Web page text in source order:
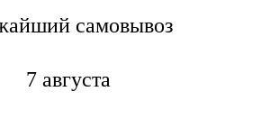
самовывоз
7 августа